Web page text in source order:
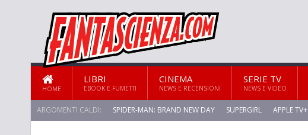
HOME
LIBRI
EBOOK E FUMETTI
CINEMA
NEWS E RECENSIONI
SERIE TV
NEWS E VIDEO
ARGOMENTI CALDI: SPIDER-MAN: BRAND NEW DAY SUPERGIRL APPLE TV+